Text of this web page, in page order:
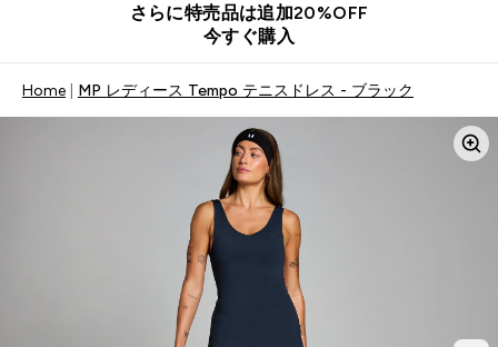
さらに特売品は追加20%OFF
今すぐ購入
Home MP レディース Tempo テニスドレス - ブラック